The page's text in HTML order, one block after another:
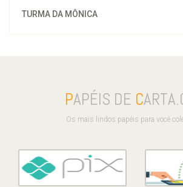
TURMA DA MÔNICA
PAPÉIS DE C
Os mais lindos papéis para você